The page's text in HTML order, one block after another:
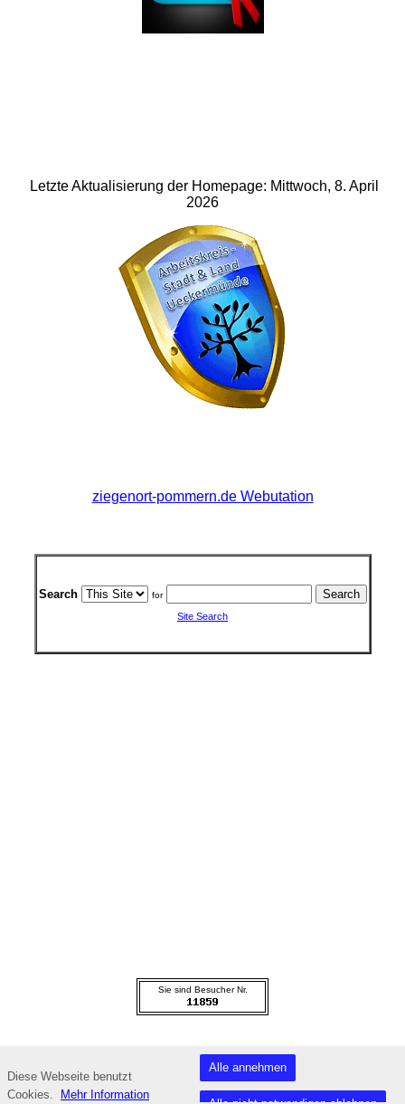
Letzte Aktualisierung der Homepage: Mittwoch, 8. April
2026
ziegenort-pommern.de Webutation
Search for
Site Search
Sie sind Besucher Nr.
Datenschutzerklärung
Fußzeile
Diese Webseite benutzt
Cookies.
Mehr Information
Alle annehmen